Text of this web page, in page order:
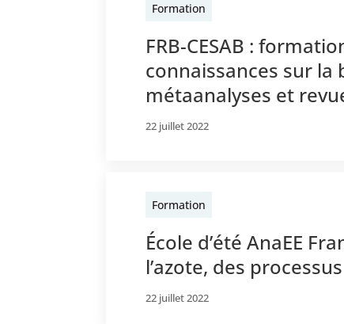
Formation
FRB-CESAB :
connaissances sur
métaanalyses et
22 juillet 2022
Formation
École d’été AnaEE
l’azote, des
22 juillet 2022